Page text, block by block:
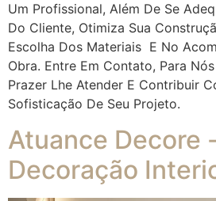
Um Profissional, Além De Se
Do Cliente, Otimiza Sua
Escolha Dos Materiais E No
Obra. Entre Em Contato, Para
Prazer Lhe Atender E Contribuir
Sofisticação De Seu Projeto.
Atuance Decore
Decoração